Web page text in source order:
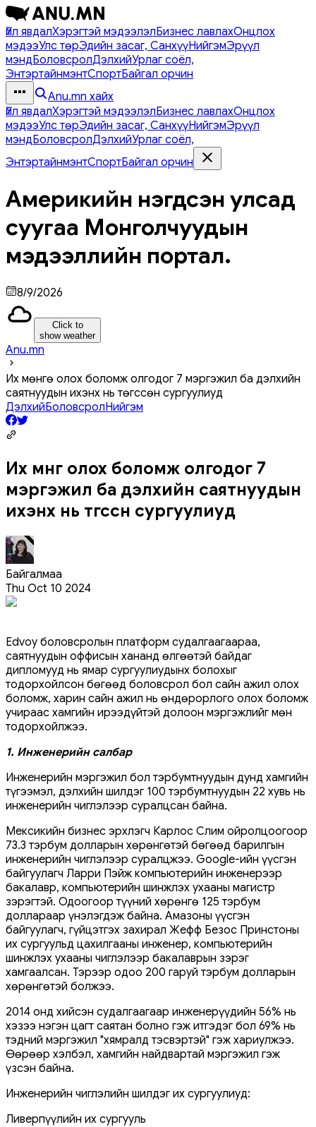
Үйл явдалХэрэгтэй мэдээлэлБизнес лавлахОнцлох
мэдээУлс төрЭдийн засаг, СанхүүНийгэмЭрүүл
мэндБоловсролДэлхийУрлаг соёл,
ЭнтэртайнмэнтСпортБайгал орчин
Anu.mn хайх
Үйл явдалХэрэгтэй мэдээлэлБизнес лавлахОнцлох
мэдээУлс төрЭдийн засаг, СанхүүНийгэмЭрүүл
мэндБоловсролДэлхийУрлаг соёл,
ЭнтэртайнмэнтСпортБайгал орчин
Америкийн нэгдсэн улсад
суугаа Монголчуудын
мэдээллийн портал.
8/9/2026
Click to
show weather
Anu.mn
Их мөнгө олох боломж олгодог 7 мэргэжил ба дэлхийн
саятнуудын ихэнх нь төгссөн сургуулиуд
ДэлхийБоловсролНийгэм
Их мөнгө олох боломж олгодог 7
мэргэжил ба дэлхийн саятнуудын
ихэнх нь төгссөн сургуулиуд
Байгалмаа
Thu Oct 10 2024
Edvoy боловсролын платформ судалгаагаараа,
саятнуудын оффисын хананд өлгөөтэй байдаг
дипломууд нь ямар сургуулиудынх болохыг
тодорхойлсон бөгөөд боловсрол бол сайн ажил олох
боломж, харин сайн ажил нь өндөрорлого олох боломж
учираас хамгийн ирээдүйтэй долоон мэргэжлийг мөн
тодорхойлжээ.
1. Инженерийн салбар
Инженерийн мэргэжил бол тэрбумтнуудын дунд хамгийн
түгээмэл, дэлхийн шилдэг 100 тэрбумтнуудын 22 хувь нь
инженерийн чиглэлээр суралцсан байна.
Мексикийн бизнес эрхлэгч Карлос Слим ойролцоогоор
73.3 тэрбум долларын хөрөнгөтэй бөгөөд барилгын
инженерийн чиглэлээр суралцжээ. Google-ийн үүсгэн
байгуулагч Ларри Пэйж компьютерийн инженерээр
бакалавр, компьютерийн шинжлэх ухааны магистр
зэрэгтэй. Одоогоор түүний хөрөнгө 125 тэрбум
доллараар үнэлэгдэж байна. Амазоны үүсгэн
байгуулагч, гүйцэтгэх захирал Жефф Безос Принстоны
их сургуульд цахилгааны инженер, компьютерийн
шинжлэх ухааны чиглэлээр бакалаврын зэрэг
хамгаалсан. Тэрээр одоо 200 гаруй тэрбум долларын
хөрөнгөтэй болжээ.
2014 онд хийсэн судалгаагаар инженерүүдийн 56% нь
хэзээ нэгэн цагт саятан болно гэж итгэдэг бол 69% нь
тэдний мэргэжил "хямралд тэсвэртэй" гэж хариулжээ.
Өөрөөр хэлбэл, хамгийн найдвартай мэргэжил гэж
үзсэн байна.
Инженерийн чиглэлийн шилдэг их сургуулиуд:
Ливерпүүлийн их сургууль